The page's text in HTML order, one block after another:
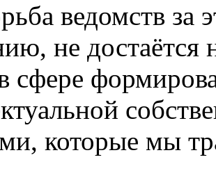
ведомств за
не достаётся
сфере
которые мы